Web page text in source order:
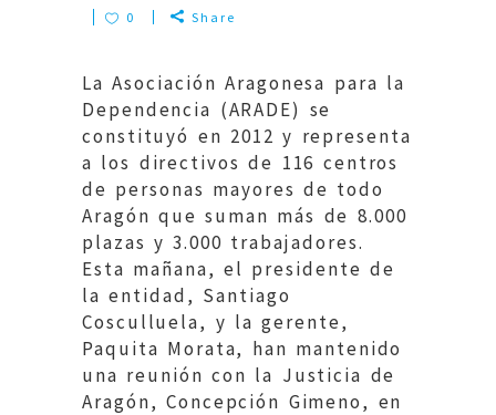
0
Share
La Asociación Aragonesa para la
Dependencia (ARADE) se
constituyó en 2012 y representa
a los directivos de 116 centros
de personas mayores de todo
Aragón que suman más de 8.000
plazas y 3.000 trabajadores.
Esta mañana, el presidente de
la entidad, Santiago
Cosculluela, y la gerente,
Paquita Morata, han mantenido
una reunión con la Justicia de
Aragón, Concepción Gimeno, en